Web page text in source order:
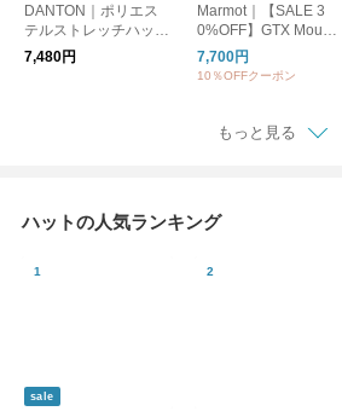
DANTON｜ポリエス
テルストレッチハット
dt-h0047pes
7,480円
Marmot｜【SALE 3
0%OFF】GTX Mounta
in Safari Hat ゴアテッ
クス マウンテンサフ
7,700円
10％OFFクーポン
もっと見る
ハットの人気ランキング
sale